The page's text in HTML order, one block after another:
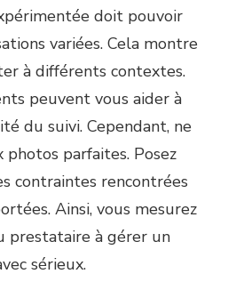
doit pouvoir
variées. Cela montre
à différents contextes.
peuvent vous aider à
du suivi. Cependant, ne
parfaites. Posez
contraintes rencontrées
Ainsi, vous mesurez
prestataire à gérer un
sérieux.